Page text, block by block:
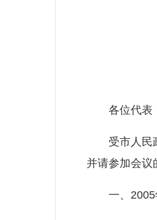
各位代表
受市人民政
并请参加会议
一、2005